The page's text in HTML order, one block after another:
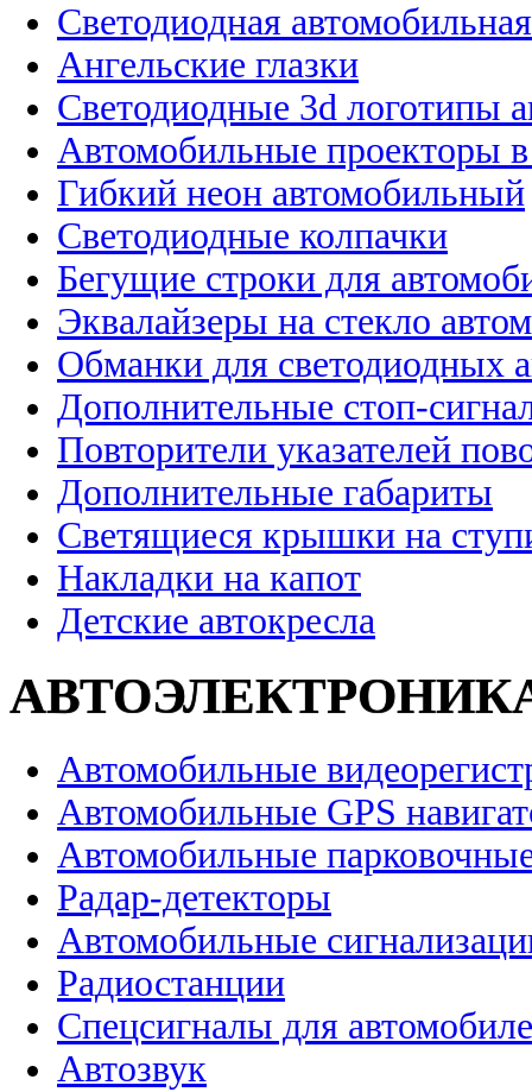
Светодиодная
Ангельские глазки
Светодиодные 3d логотипы
Автомобильные проекторы
Гибкий неон автомобильный
Светодиодные колпачки
Бегущие строки для
Эквалайзеры на стекло
Обманки для светодиодных
Дополнительные стоп-
Повторители указателей
Дополнительные габариты
Светящиеся крышки на
Накладки на капот
Детские автокресла
Автомобильные
Автомобильные GPS
Автомобильные
Радар-детекторы
Автомобильные
Радиостанции
Спецсигналы для
Автозвук